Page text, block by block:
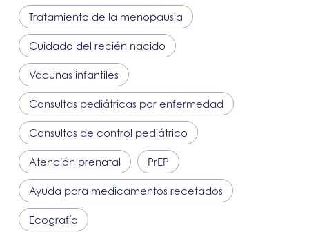
Tratamiento de la menopausia
Cuidado del recién nacido
Vacunas infantiles
Consultas pediátricas por enfermedad
Consultas de control pediátrico
Atención prenatal PrEP
Ayuda para medicamentos recetados
Ecografía